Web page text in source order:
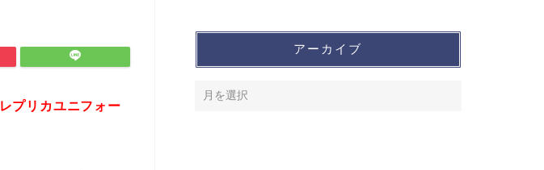
レプリカユニフォー
アーカイブ